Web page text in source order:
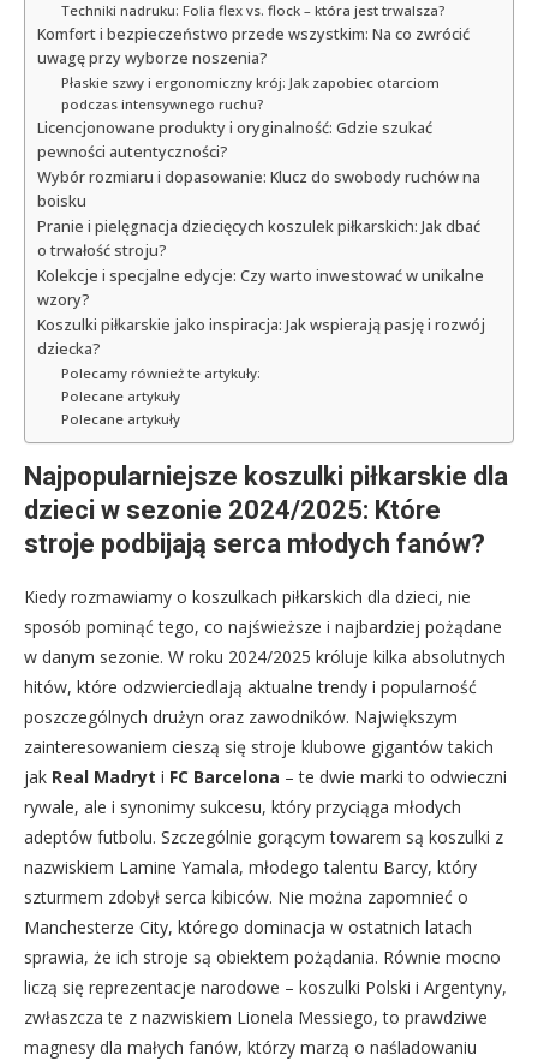
Techniki nadruku: Folia flex vs. flock – która jest trwalsza?
Komfort i bezpieczeństwo przede wszystkim: Na co zwrócić
uwagę przy wyborze noszenia?
Płaskie szwy i ergonomiczny krój: Jak zapobiec otarciom
podczas intensywnego ruchu?
Licencjonowane produkty i oryginalność: Gdzie szukać
pewności autentyczności?
Wybór rozmiaru i dopasowanie: Klucz do swobody ruchów na
boisku
Pranie i pielęgnacja dziecięcych koszulek piłkarskich: Jak dbać
o trwałość stroju?
Kolekcje i specjalne edycje: Czy warto inwestować w unikalne
wzory?
Koszulki piłkarskie jako inspiracja: Jak wspierają pasję i rozwój
dziecka?
Polecamy również te artykuły:
Polecane artykuły
Polecane artykuły
Najpopularniejsze koszulki piłkarskie dla
dzieci w sezonie 2024/2025: Które
stroje podbijają serca młodych fanów?
Kiedy rozmawiamy o koszulkach piłkarskich dla dzieci, nie
sposób pominąć tego, co najświeższe i najbardziej pożądane
w danym sezonie. W roku 2024/2025 króluje kilka absolutnych
hitów, które odzwierciedlają aktualne trendy i popularność
poszczególnych drużyn oraz zawodników. Największym
zainteresowaniem cieszą się stroje klubowe gigantów takich
jak Real Madryt i FC Barcelona – te dwie marki to odwieczni
rywale, ale i synonimy sukcesu, który przyciąga młodych
adeptów futbolu. Szczególnie gorącym towarem są koszulki z
nazwiskiem Lamine Yamala, młodego talentu Barcy, który
szturmem zdobył serca kibiców. Nie można zapomnieć o
Manchesterze City, którego dominacja w ostatnich latach
sprawia, że ich stroje są obiektem pożądania. Równie mocno
liczą się reprezentacje narodowe – koszulki Polski i Argentyny,
zwłaszcza te z nazwiskiem Lionela Messiego, to prawdziwe
magnesy dla małych fanów, którzy marzą o naśladowaniu